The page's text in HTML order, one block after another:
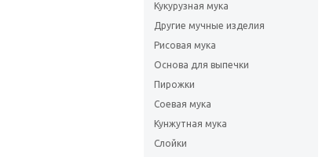
Кукурузная мука
Другие мучные изделия
Рисовая мука
Основа для выпечки
Пирожки
Соевая мука
Кунжутная мука
Слойки